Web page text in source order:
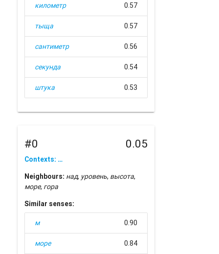
километр 0.57
тыща 0.57
сантиметр 0.56
секунда 0.54
штука 0.53
#0 0.05
Contexts: …
Neighbours: над, уровень, высота,
море, гора
Similar senses:
м 0.90
море 0.84